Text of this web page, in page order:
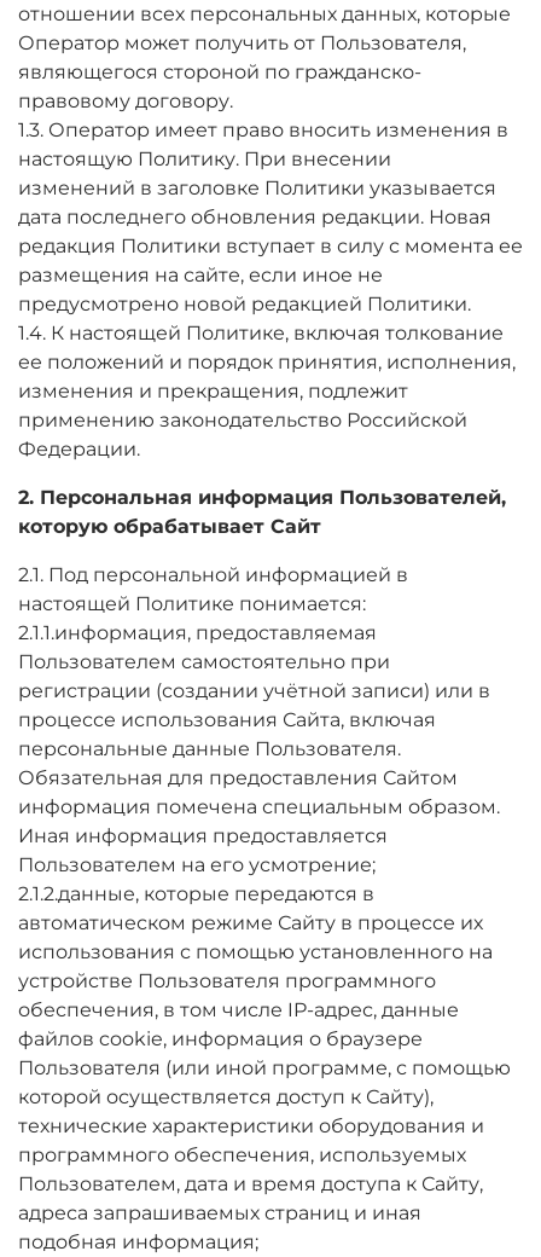
отношении всех персональных данных, которые
Оператор может получить от Пользователя,
являющегося стороной по гражданско-
правовому договору.
1.3. Оператор имеет право вносить изменения в
настоящую Политику. При внесении
изменений в заголовке Политики указывается
дата последнего обновления редакции. Новая
редакция Политики вступает в силу с момента ее
размещения на сайте, если иное не
предусмотрено новой редакцией Политики.
1.4. К настоящей Политике, включая толкование
ее положений и порядок принятия, исполнения,
изменения и прекращения, подлежит
применению законодательство Российской
Федерации.
2. Персональная информация Пользователей,
которую обрабатывает Сайт
2.1. Под персональной информацией в
настоящей Политике понимается:
2.1.1.информация, предоставляемая
Пользователем самостоятельно при
регистрации (создании учётной записи) или в
процессе использования Сайта, включая
персональные данные Пользователя.
Обязательная для предоставления Сайтом
информация помечена специальным образом.
Иная информация предоставляется
Пользователем на его усмотрение;
2.1.2.данные, которые передаются в
автоматическом режиме Сайту в процессе их
использования с помощью установленного на
устройстве Пользователя программного
обеспечения, в том числе IP-адрес, данные
файлов cookie, информация о браузере
Пользователя (или иной программе, с помощью
которой осуществляется доступ к Сайту),
технические характеристики оборудования и
программного обеспечения, используемых
Пользователем, дата и время доступа к Сайту,
адреса запрашиваемых страниц и иная
подобная информация;